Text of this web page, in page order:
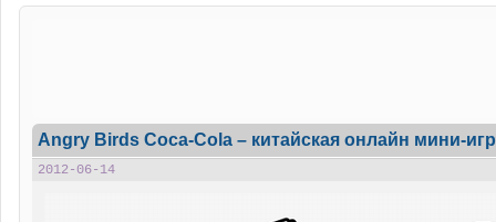
Angry Birds Coca-Cola – китайская онлайн мини-
2012-06-14